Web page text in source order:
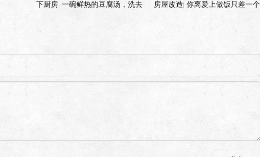
下厨房| 一碗鲜热的豆腐汤，洗去
房屋改造| 你离爱上做饭只差一个